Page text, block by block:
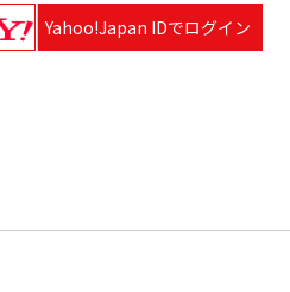
Yahoo!Japan IDでログイン